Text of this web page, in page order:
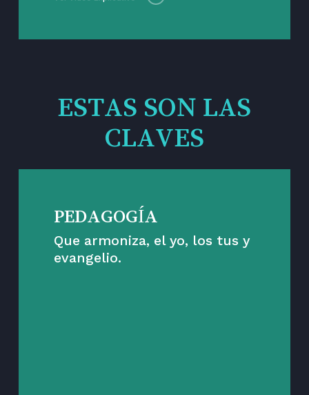
ESTAS SON LAS
CLAVES
PEDAGOGÍA
Que armoniza, el yo, los tus y
evangelio.